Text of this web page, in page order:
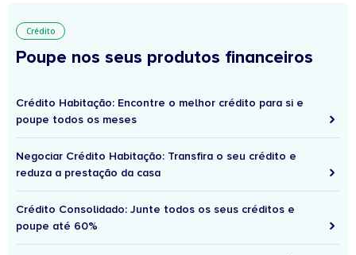
Crédito
Poupe nos seus produtos financeiros
Crédito Habitação: Encontre o melhor crédito para si e
poupe todos os meses
Negociar Crédito Habitação: Transfira o seu crédito e
reduza a prestação da casa
Crédito Consolidado: Junte todos os seus créditos e
poupe até 60%